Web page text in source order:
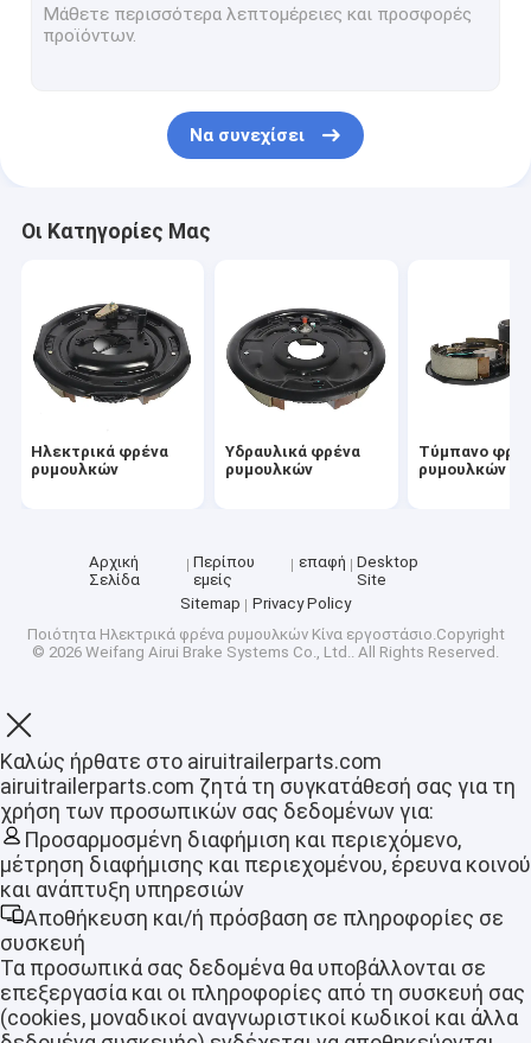
μαξιλάρια φρένων αυτοκινήτων
Μηχανικά φρένα ρυμουλκών
Πιό μη απασχόλησης πλήμνες ρυμουλκών
Στάσεις του Jack ρυμουλκών
Άξονες αξόνων ρυμουλκών
Αναστολή ανοίξεων ρυμουλκών
Παπούτσια φρένων ρυμουλκών
Να συνεχίσει
Οι Κατηγορίες Μας
Ηλεκτρικά φρένα
ρυμουλκών
Υδραυλικά φρένα
ρυμουλκών
Τύμπανο
ρυμουλκών
Αρχική
Σελίδα
Περίπου
εμείς
επαφή
Desktop
Site
Sitemap
Privacy Policy
Ποιότητα Ηλεκτρικά φρένα ρυμουλκώνΚίνα εργοστάσιο.Copyright
© 2026 Weifang Airui Brake Systems Co., Ltd.. All Rights Reserved.
Καλώς ήρθατε στο airuitrailerparts.com
airuitrailerparts.com ζητά τη συγκατάθεσή σας για τη
χρήση των προσωπικών σας δεδομένων για:
Προσαρμοσμένη διαφήμιση και περιεχόμενο,
μέτρηση διαφήμισης και περιεχομένου, έρευνα κοινού
και ανάπτυξη υπηρεσιών
Αποθήκευση και/ή πρόσβαση σε πληροφορίες σε
συσκευή
Τα προσωπικά σας δεδομένα θα υποβάλλονται σε
επεξεργασία και οι πληροφορίες από τη συσκευή σας
(cookies, μοναδικοί αναγνωριστικοί κωδικοί και άλλα